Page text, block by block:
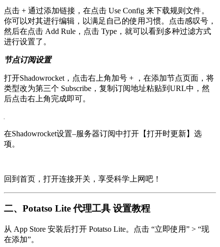
点击 + 通过添加链接，在点击 Use Config 来下载规则文件。
你可以对其进行编辑，以满足自己的使用习惯。点击感叹号，
然后在点击 Add Rule，点击 Type，就可以看到多种过滤方式
进行设置了。
节点订阅设置
打开Shadowrocket，点击右上角加号 + ，在添加节点页面，将
类型改为第三个 Subscribe，复制订阅地址粘贴到URL中，然
后点击右上角完成即可。
在Shadowrocket设置–服务器订阅中打开【打开时更新】选
项。
回到首页，打开连接开关，享受科学上网吧！
二、Potatso Lite 代理工具 设置教程
从 App Store 安装后打开 Potatso Lite。点击 “立即使用” > “现
在添加”。